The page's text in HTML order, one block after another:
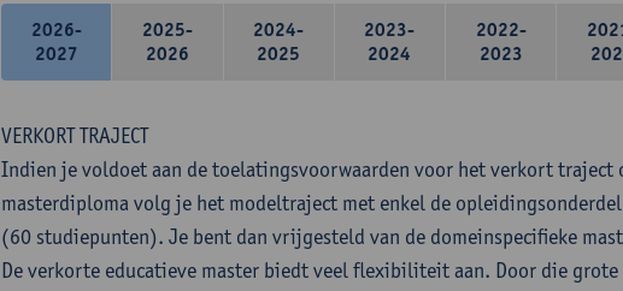
2026-
2027
2025-
2026
2024-
2025
2023-
2024
2022-
2023
VERKORT TRAJECT
Indien je voldoet aan de toelatingsvoorwaarden voor het verkort traject
masterdiploma volg je het modeltraject met enkel de
(60 studiepunten). Je bent dan vrijgesteld van de domeinspecifieke
De verkorte educatieve master biedt veel flexibiliteit aan. Door die